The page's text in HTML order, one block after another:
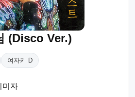
(Disco Ver.)
여자키 D
미자